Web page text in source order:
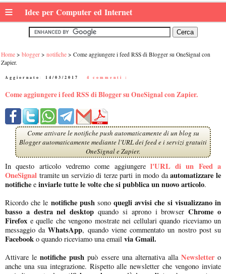
≡ Idee per Computer ed Internet
Home blogger notifiche
Come aggiungere i feed RSS di Blogger su OneSignal con
Zapier.
Aggiornato: 14/03/2017 4 commenti :
Come aggiungere i feed RSS di Blogger su OneSignal con Zapier.
Come attivare le notifiche push automaticamente di un blog su
Blogger automaticamente mediante l'URL dei feed e i servizi gratuiti
OneSignal e Zapier.
In questo articolo vedremo come aggiungere l'URL di un Feed a
OneSignal tramite un servizio di terze parti in modo daautomatizzare le
notifiche e inviarle tutte le volte che si pubblica un nuovo articolo.
Ricordo che le notifiche push sonoquegli avvisi che si visualizzano in
basso a destra nel desktop quando si aprono i browserChrome o
Firefox e quelle che vengono mostrate nei cellulari quando riceviamo un
messaggio daWhatsApp, quando viene commentato un nostro post su
Facebook o quando riceviamo una email via Gmail.
Attivare lenotifiche push può essere una alternativa alla Newslettero
anche una sua integrazione. Rispetto alle newsletter che vengono inviate